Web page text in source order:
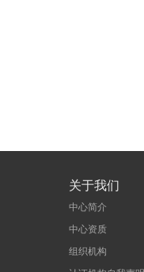
关于我们
中心简介
中心资质
组织机构